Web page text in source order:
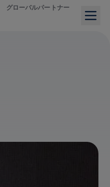
グローバルパートナー